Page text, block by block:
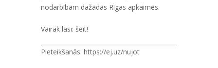
nodarbībām dažādās Rīgas apkaimēs.
Vairāk lasi: šeit!
Pieteikšanās: https://ej.uz/nujot